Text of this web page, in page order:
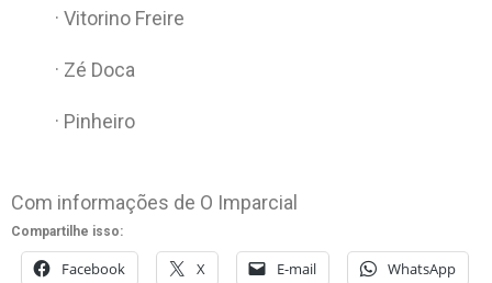
· Vitorino Freire
· Zé Doca
· Pinheiro
Com informações de O Imparcial
Compartilhe isso:
Facebook X E-mail WhatsApp